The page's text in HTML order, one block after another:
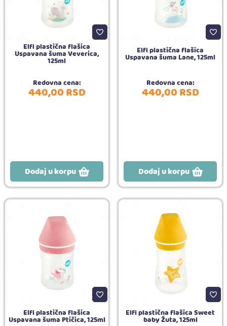
Elfi plastična flašica
Uspavana šuma Veverica,
125ml
Redovna cena:
440,00RSD
Dodaj u korpu
Elfi plastična flašica
Uspavana šuma Lane, 125ml
Redovna cena:
440,00RSD
Dodaj u korpu
Elfi plastična flašica
Uspavana šuma Ptičica, 125ml
Elfi plastična flašica Sweet
baby Žuta, 125ml